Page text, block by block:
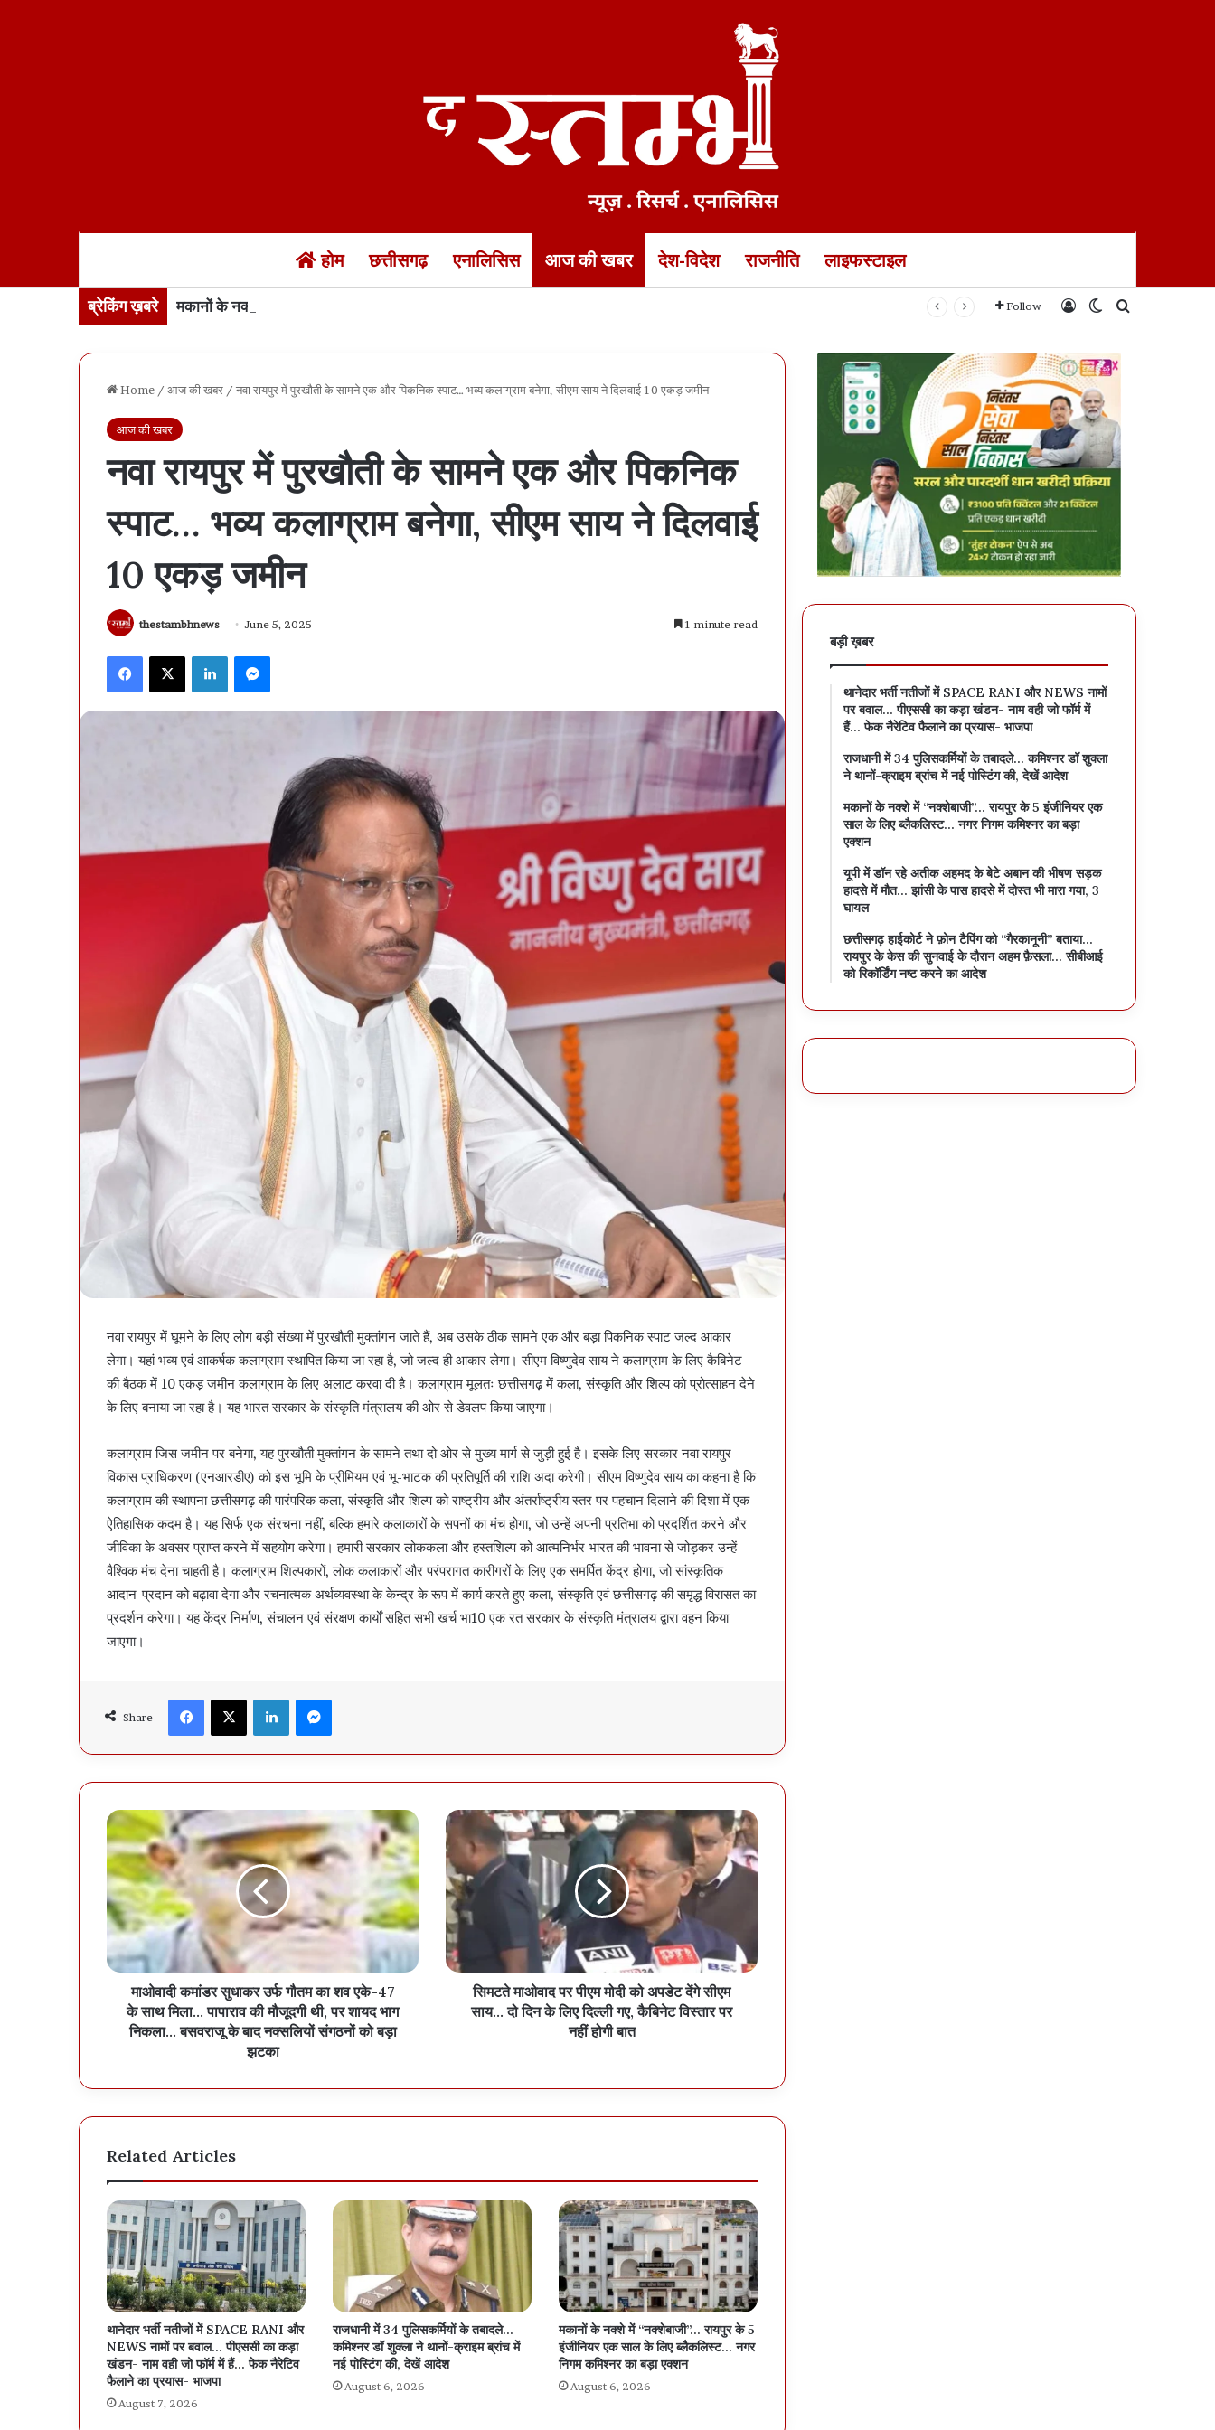
होम छत्तीसगढ़ एनालिसिस आज की खबर देश-विदेश राजनीति लाइफस्टाइल
ब्रेकिंग ख़बरे मकानों के नक्शे में “नक्शेबाजी”… रायपुर के 5 इंजीनियर एक साल के लिए ब्लैकलिस्ट… नगर निगम कमिश्नर का बड़ा एक्शन Follow Log InSwitch skin
Home / आज की खबर / नवा रायपुर में पुरखौती के सामने एक और पिकनिक स्पाट… भव्य कलाग्राम बनेगा, सीएम साय ने दिलवाई 10 एकड़ जमीन
आज की खबर
नवा रायपुर में पुरखौती के सामने एक और पिकनिक
स्पाट… भव्य कलाग्राम बनेगा, सीएम साय ने दिलवाई
10 एकड़ जमीन
thestambhnews June 5, 2025 1 minute read
Facebook X LinkedIn
नवा रायपुर में घूमने के लिए लोग बड़ी संख्या में पुरखौती मुक्तांगन जाते हैं, अब उसके ठीक सामने एक और बड़ा पिकनिक स्पाट जल्द आकार
लेगा। यहां भव्य एवं आकर्षक कलाग्राम स्थापित किया जा रहा है, जो जल्द ही आकार लेगा। सीएम विष्णुदेव साय ने कलाग्राम के लिए कैबिनेट
की बैठक में 10 एकड़ जमीन कलाग्राम के लिए अलाट करवा दी है। कलाग्राम मूलतः छत्तीसगढ़ में कला, संस्कृति और शिल्प को प्रोत्साहन देने
के लिए बनाया जा रहा है। यह भारत सरकार के संस्कृति मंत्रालय की ओर से डेवलप किया जाएगा।
कलाग्राम जिस जमीन पर बनेगा, यह पुरखौती मुक्तांगन के सामने तथा दो ओर से मुख्य मार्ग से जुड़ी हुई है। इसके लिए सरकार नवा रायपुर
विकास प्राधिकरण (एनआरडीए) को इस भूमि के प्रीमियम एवं भू-भाटक की प्रतिपूर्ति की राशि अदा करेगी। सीएम विष्णुदेव साय का कहना है कि
कलाग्राम की स्थापना छत्तीसगढ़ की पारंपरिक कला, संस्कृति और शिल्प को राष्ट्रीय और अंतर्राष्ट्रीय स्तर पर पहचान दिलाने की दिशा में एक
ऐतिहासिक कदम है। यह सिर्फ एक संरचना नहीं, बल्कि हमारे कलाकारों के सपनों का मंच होगा, जो उन्हें अपनी प्रतिभा को प्रदर्शित करने और
जीविका के अवसर प्राप्त करने में सहयोग करेगा। हमारी सरकार लोककला और हस्तशिल्प को आत्मनिर्भर भारत की भावना से जोड़कर उन्हें
वैश्विक मंच देना चाहती है। कलाग्राम शिल्पकारों, लोक कलाकारों और परंपरागत कारीगरों के लिए एक समर्पित केंद्र होगा, जो सांस्कृतिक
आदान-प्रदान को बढ़ावा देगा और रचनात्मक अर्थव्यवस्था के केन्द्र के रूप में कार्य करते हुए कला, संस्कृति एवं छत्तीसगढ़ की समृद्ध विरासत का
प्रदर्शन करेगा। यह केंद्र निर्माण, संचालन एवं संरक्षण कार्यों सहित सभी खर्च भा10 एक रत सरकार के संस्कृति मंत्रालय द्वारा वहन किया
जाएगा।
Share
Facebook X LinkedIn
माओवादी कमांडर सुधाकर उर्फ गौतम का शव एके-47
के साथ मिला... पापाराव की मौजूदगी थी, पर शायद भाग
निकला... बसवराजू के बाद नक्सलियों संगठनों को बड़ा
झटका
सिमटते माओवाद पर पीएम मोदी को अपडेट देंगे सीएम
साय… दो दिन के लिए दिल्ली गए, कैबिनेट विस्तार पर
नहीं होगी बात
Related Articles
थानेदार भर्ती नतीजों में SPACE RANI और
NEWS नामों पर बवाल… पीएससी का कड़ा
खंडन- नाम वही जो फॉर्म में हैं… फेक नैरेटिव
फैलाने का प्रयास- भाजपा
August 7, 2026
राजधानी में 34 पुलिसकर्मियों के तबादले…
कमिश्नर डॉ शुक्ला ने थानों-क्राइम ब्रांच में
नई पोस्टिंग की, देखें आदेश
August 6, 2026
मकानों के नक्शे में “नक्शेबाजी”… रायपुर के 5
इंजीनियर एक साल के लिए ब्लैकलिस्ट… नगर
निगम कमिश्नर का बड़ा एक्शन
August 6, 2026
बड़ी ख़बर
थानेदार भर्ती नतीजों में SPACE RANI और NEWS नामों
पर बवाल… पीएससी का कड़ा खंडन- नाम वही जो फॉर्म में
हैं… फेक नैरेटिव फैलाने का प्रयास- भाजपा
राजधानी में 34 पुलिसकर्मियों के तबादले… कमिश्नर डॉ शुक्ला
ने थानों-क्राइम ब्रांच में नई पोस्टिंग की, देखें आदेश
मकानों के नक्शे में “नक्शेबाजी”… रायपुर के 5 इंजीनियर एक
साल के लिए ब्लैकलिस्ट… नगर निगम कमिश्नर का बड़ा
एक्शन
यूपी में डॉन रहे अतीक अहमद के बेटे अबान की भीषण सड़क
हादसे में मौत… झांसी के पास हादसे में दोस्त भी मारा गया, 3
घायल
छत्तीसगढ़ हाईकोर्ट ने फ़ोन टैपिंग को “गैरकानूनी” बताया…
रायपुर के केस की सुनवाई के दौरान अहम फ़ैसला… सीबीआई
को रिकॉर्डिंग नष्ट करने का आदेश